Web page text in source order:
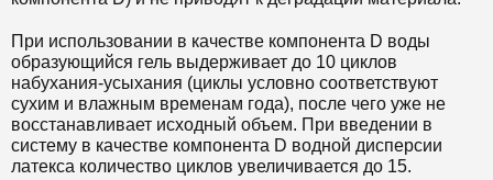
При использовании в качестве компонента D воды
образующийся гель выдерживает до 10 циклов
набухания-усыхания (циклы условно соответствуют
сухим и влажным временам года), после чего уже не
восстанавливает исходный объем. При введении в
систему в качестве компонента D водной дисперсии
латекса количество циклов увеличивается до 15.